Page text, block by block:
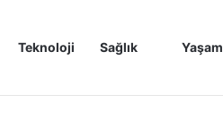
Teknoloji Sağlık Yaşam